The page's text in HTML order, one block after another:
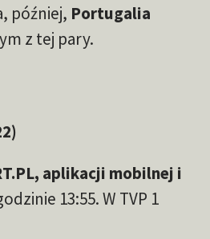
później, Portugalia
z tej pary.
aplikacji mobilnej i
13:55. W TVP 1